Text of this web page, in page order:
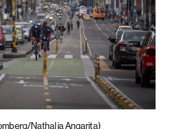
Nathalia Angarita)